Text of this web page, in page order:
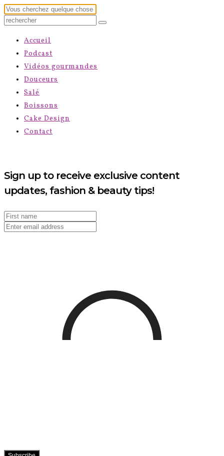
Accueil
Podcast
Vidéos gourmandes
Douceurs
Salé
Boissons
Cake Design
Contact
Sign up to receive exclusive content
updates, fashion & beauty tips!